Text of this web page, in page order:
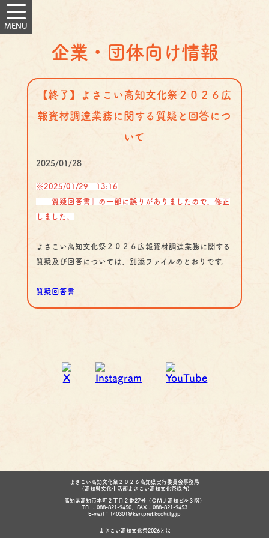
企業・団体向け情報
【終了】よさこい高知文化祭２０２６広
報資材調達業務に関する質疑と回答につ
いて
2025/01/28
※2025/01/29 13:16
「質疑回答書」の一部に誤りがありましたので、修正
しました。
よさこい高知文化祭２０２６広報資材調達業務に関する
質疑及び回答については、別添ファイルのとおりです。
質疑回答書
よさこい高知文化祭２０２６高知県実行委員会事務局
（高知県文化生活部よさこい高知文化祭課内)
高知県高知市本町２丁目２番27号（ＣＭＪ高知ビル３階）
TEL：088-821-9450、FAX：088-821-9453
E-mail：140301@ken.pref.kochi.lg.jp
よさこい高知文化祭2026とは